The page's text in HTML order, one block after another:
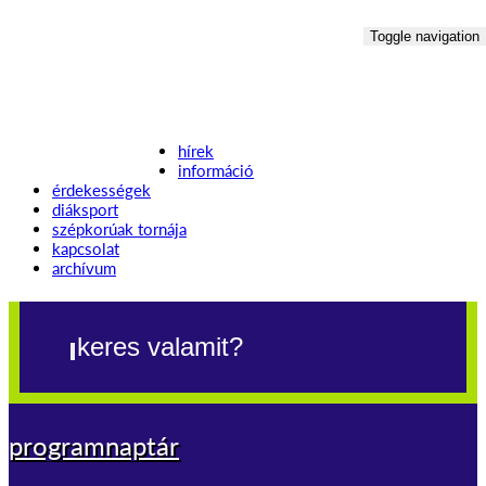
Toggle navigation
hírek
információ
érdekességek
diáksport
szépkorúak tornája
kapcsolat
archívum
programnaptár